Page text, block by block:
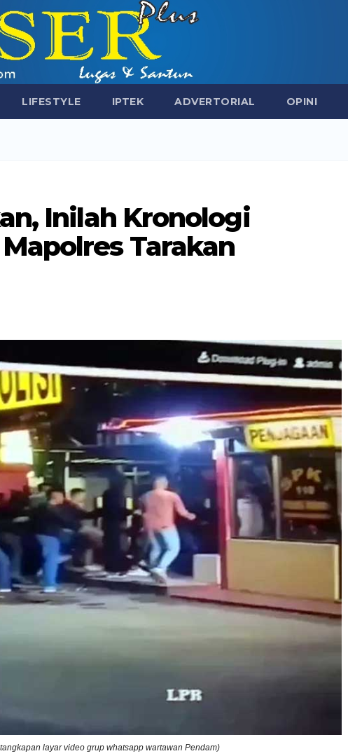
LIFESTYLE IPTEK ADVERTORIAL OPINI
Inilah Kronologi
Tarakan
layar video grup whatsapp wartawan Pendam)